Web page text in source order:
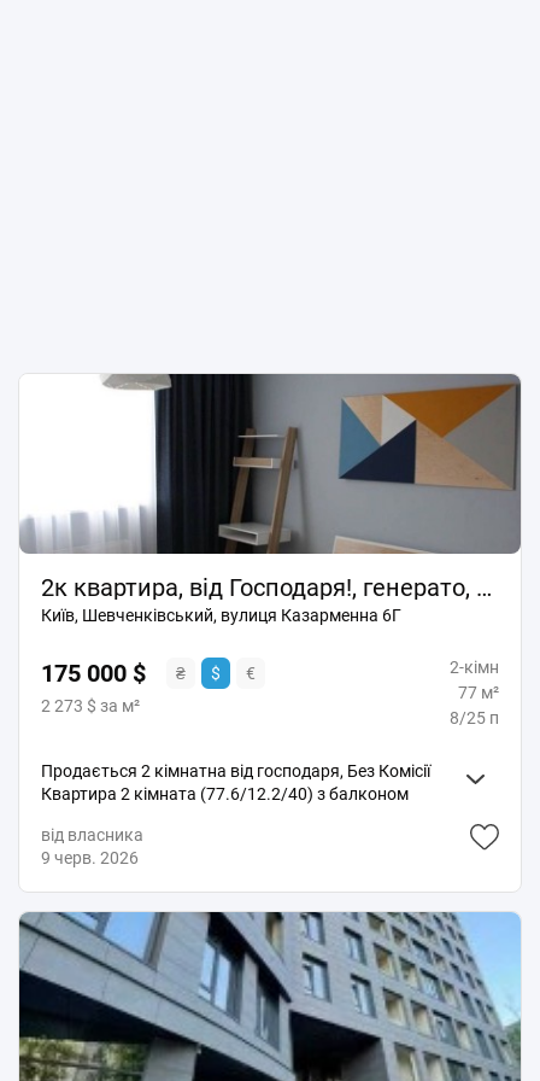
2к квартира, від Господаря!, генерато, ЖК ЛІДЕР, 8 п, роздільні кімнати
Київ, Шевченківський, вулиця Казарменна 6Г
175 000 $ ₴ $
€
2 273 $ за м²
2-кімн
77 м²
8/25 п
Продається 2 кімнатна від господаря, Без Комісії
Квартира 2 кімната (77.6/12.2/40) з балконом
КЛАСУ ( Казарменна, 6Г). Повністю обладнана
меблями та побутовою технікою (посудомийна та
плитою, бойлер, мікрохвильова піч), кухня, спальня,
вітальня, дві гардеробні кімнати, розвинена
інфраструктура, парковка гостьова В будинку
працює ліфт та отоплення під час відключень світла.
Вода також завжди є
від власника
9 черв. 2026